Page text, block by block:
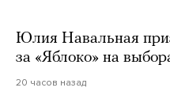
Юлия Навальная
за «Яблоко» на
20 часов назад